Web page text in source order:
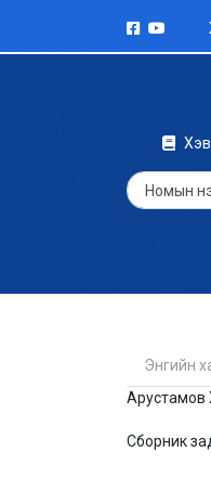
Энгийн
Арустамов
Сборник